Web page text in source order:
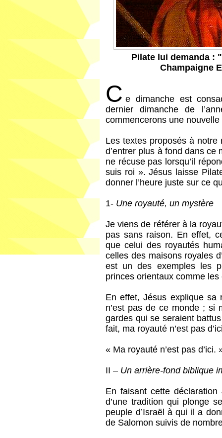
Pilate lui demanda :
Champaigne
C e dimanche est
dernier dimanche de
commencerons une
Les textes proposés à notre
d’entrer plus à fond dans
ne récuse pas lorsqu’il
suis roi ». Jésus laisse
donner l’heure juste sur ce
1- Une royauté, un mystère
Je viens de référer à la
pas sans raison. En effet,
que celui des royautés
celles des maisons royales
est un des exemples les
princes orientaux comme
En effet, Jésus explique
n’est pas de ce monde ; si
gardes qui se seraient
fait, ma royauté n’est pas
« Ma royauté n’est pas d’ici.
II – Un arrière-fond biblique
En faisant cette
d’une tradition qui plonge
peuple d’Israël à qui il a
de Salomon suivis de